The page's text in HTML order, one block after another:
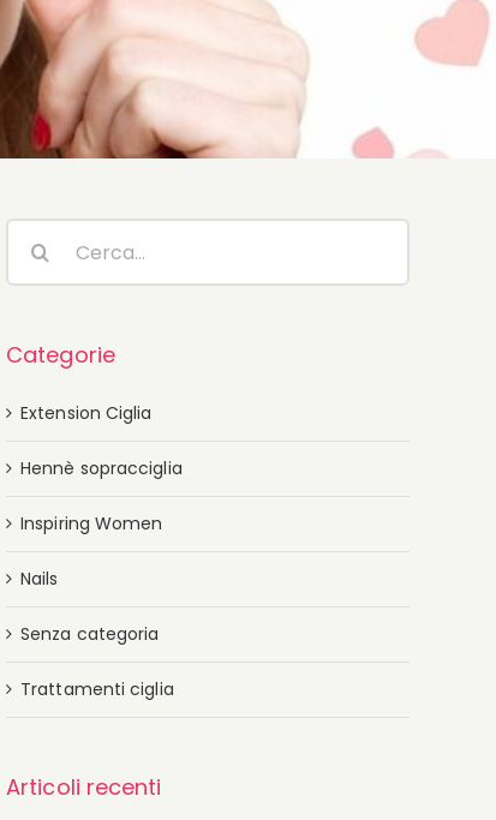
per:
Categorie
Extension Ciglia
Hennè sopracciglia
Inspiring Women
Nails
Senza categoria
Trattamenti ciglia
Articoli recenti